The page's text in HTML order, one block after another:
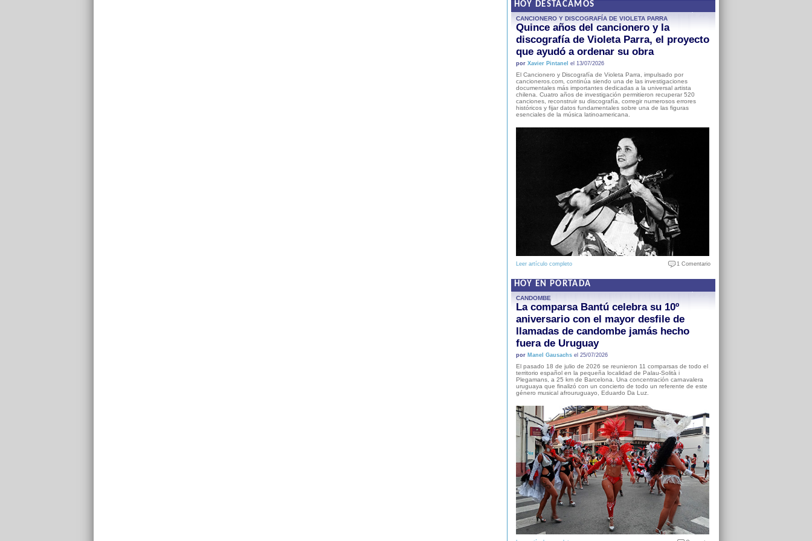
HOY DESTACAMOS
CANCIONERO Y DISCOGRAFÍA DE VIOLETA PARRA
Quince años del cancionero y la
discografía de Violeta Parra, el proyecto
que ayudó a ordenar su obra
por Xavier Pintanel el 13/07/2026
El Cancionero y Discografía de Violeta Parra, impulsado por
cancioneros.com, continúa siendo una de las investigaciones
documentales más importantes dedicadas a la universal artista
chilena. Cuatro años de investigación permitieron recuperar 520
canciones, reconstruir su discografía, corregir numerosos errores
históricos y fijar datos fundamentales sobre una de las figuras
esenciales de la música latinoamericana.
Leer artículo completo 1 Comentario
HOY EN PORTADA
CANDOMBE
La comparsa Bantú celebra su 10º
aniversario con el mayor desfile de
llamadas de candombe jamás hecho
fuera de Uruguay
por Manel Gausachsel 25/07/2026
El pasado 18 de julio de 2026 se reunieron 11 comparsas de todo el
territorio español en la pequeña localidad de Palau-Solità i
Plegamans, a 25 km de Barcelona. Una concentración carnavalera
uruguaya que finalizó con un concierto de todo un referente de este
género musical afrouruguayo, Eduardo Da Luz.